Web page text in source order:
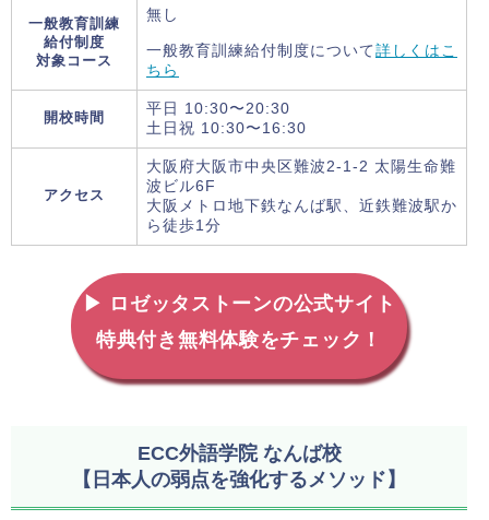
一般教育訓練
給付制度
対象コース
無し
一般教育訓練給付制度について 詳しくはこ
ちら
開校時間
平日 10:30〜20:30
土日祝 10:30〜16:30
アクセス
大阪府大阪市中央区難波2-1-2 太陽生命難
波ビル6F
大阪メトロ地下鉄なんば駅、近鉄難波駅か
ら徒歩1分
▶ ロゼッタストーンの公式サイト
特典付き無料体験をチェック！
ECC外語学院 なんば校
【日本人の弱点を強化するメソッド】